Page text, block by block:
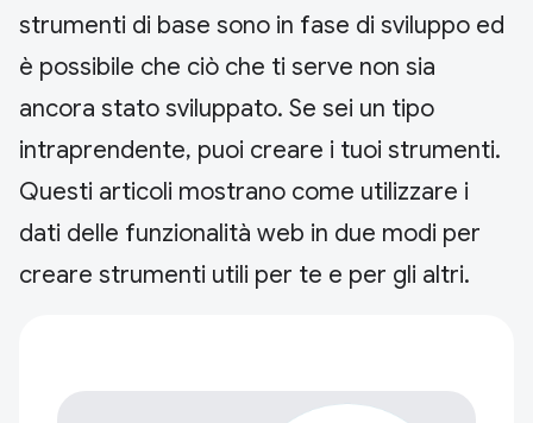
strumenti di base sono in fase di sviluppo ed
è possibile che ciò che ti serve non sia
ancora stato sviluppato. Se sei un tipo
intraprendente, puoi creare i tuoi strumenti.
Questi articoli mostrano come utilizzare i
dati delle funzionalità web in due modi per
creare strumenti utili per te e per gli altri.